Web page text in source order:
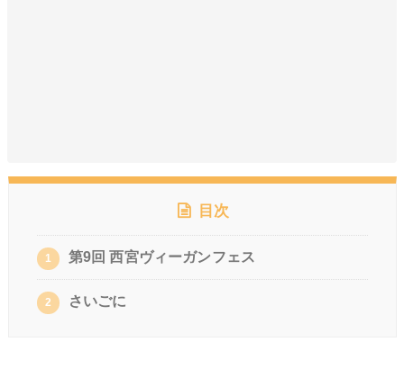
目次
1 第9回 西宮ヴィーガンフェス
2 さいごに